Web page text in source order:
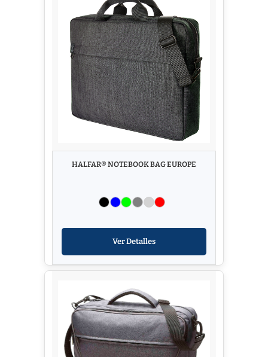
HALFAR® NOTEBOOK BAG EUROPE
Ver Detalles